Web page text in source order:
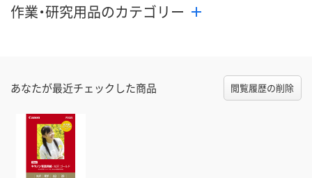
作業・研究用品のカテゴリー
あなたが最近チェックした商品 閲覧履歴の削除